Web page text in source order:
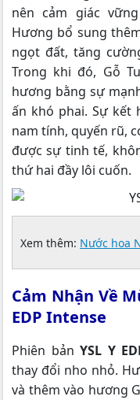
nên cảm giác
Hương bổ sung
ngọt đất, tăng
Trong khi đó, Gỗ
hương bằng sự
ấn khó phai. Sự kết
nam tính, quyến rũ,
được sự tinh tế,
thứ hai đầy lôi cuốn.
Xem thêm: Nước hoa
Cảm Nhận Về
EDP Intense
Phiên bảnYSL Y
thay đổi nho nhỏ.
và thêm vào hương